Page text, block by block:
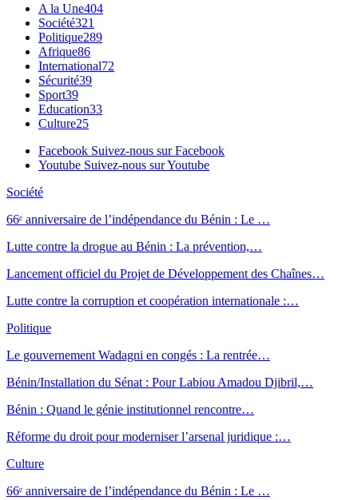
A la Une404
Société321
Politique289
Afrique86
International72
Sécurité39
Sport39
Education33
Culture25
Facebook Suivez-nous sur Facebook
Youtube Suivez-nous sur Youtube
Société
66ᵉ anniversaire de l’indépendance du Bénin : Le …
Lutte contre la drogue au Bénin : La prévention,…
Lancement officiel du Projet de Développement des Chaînes…
Lutte contre la corruption et coopération internationale :…
Politique
Le gouvernement Wadagni en congés : La rentrée…
Bénin/Installation du Sénat : Pour Labiou Amadou Djibril,…
Bénin : Quand le génie institutionnel rencontre…
Réforme du droit pour moderniser l’arsenal juridique :…
Culture
66ᵉ anniversaire de l’indépendance du Bénin : Le …